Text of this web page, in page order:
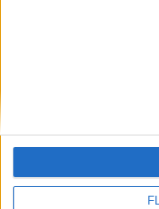
ASIEN
Berlin Marathon - ett